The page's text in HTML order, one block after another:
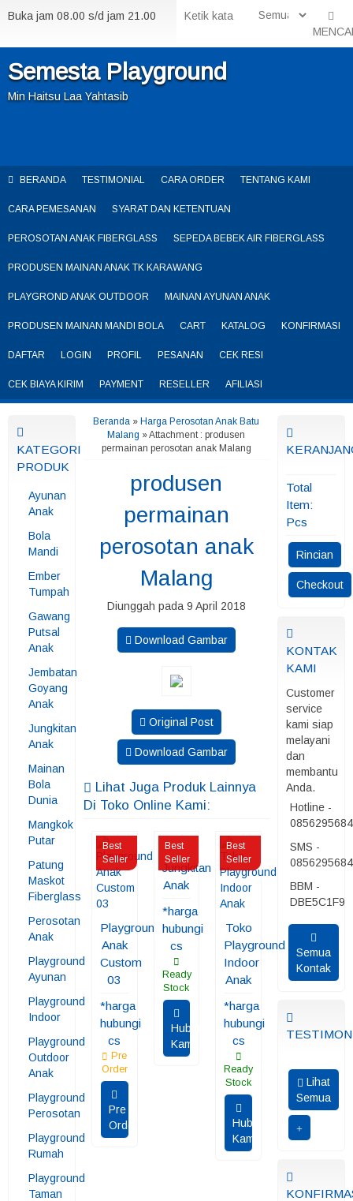
Buka jam 08.00 s/d jam 21.00
Semesta Playground
Min Haitsu Laa Yahtasib
BERANDA TESTIMONIAL CARA ORDER TENTANG KAMI
CARA PEMESANAN SYARAT DAN KETENTUAN
PEROSOTAN ANAK FIBERGLASS SEPEDA BEBEK AIR FIBERGLASS
PRODUSEN MAINAN ANAK TK KARAWANG
PLAYGROND ANAK OUTDOOR MAINAN AYUNAN ANAK
PRODUSEN MAINAN MANDI BOLA CART KATALOG KONFIRMASI
DAFTAR LOGIN PROFIL PESANAN CEK RESI
CEK BIAYA KIRIM PAYMENT RESELLER AFILIASI
KATEGORI
PRODUK
Ayunan
Anak
Bola
Mandi
Ember
Tumpah
Gawang
Putsal
Anak
Jembatan
Goyang
Anak
Jungkitan
Anak
Mainan
Bola
Dunia
Mangkok
Putar
Patung
Maskot
Fiberglass
Perosotan
Anak
Playground
Ayunan
Playground
Indoor
Playground
Outdoor
Anak
Playground
Perosotan
Playground
Rumah
Playground
Taman
Beranda » Harga Perosotan Anak Batu
Malang » Attachment : produsen
permainan perosotan anak Malang
produsen
permainan
perosotan anak
Malang
Diunggah pada 9 April 2018
Download Gambar
Original Post
Download Gambar
Lihat Juga Produk Lainnya
Di Toko Online Kami:
Best
Seller
Playground
Anak
Custom
03
*harga
hubungi
cs
Pre
Order
Pre
Order
Best
Seller
Jungkitan
Anak
*harga
hubungi
cs
Ready
Stock
Hubungi
Kami
Best
Seller
Toko
Playground
Indoor
Anak
*harga
hubungi
cs
Ready
Stock
Hubungi
Kami
Total
Item:
Pcs
Rincian
Checkout
KONTAK
KAMI
Customer
service
kami siap
melayani
dan
membantu
Anda.
Hotline -
SMS -
BBM -
DBE5C1F9
Semua
Kontak
Lihat
Semua